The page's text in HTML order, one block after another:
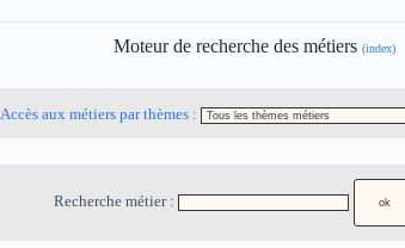
Moteur de recherche des métiers (index)
Accès aux métiers par thèmes :
Recherche métier :